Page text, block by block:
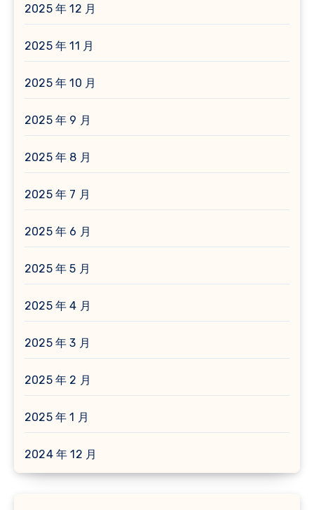
2025 年 12 月
2025 年 11 月
2025 年 10 月
2025 年 9 月
2025 年 8 月
2025 年 7 月
2025 年 6 月
2025 年 5 月
2025 年 4 月
2025 年 3 月
2025 年 2 月
2025 年 1 月
2024 年 12 月